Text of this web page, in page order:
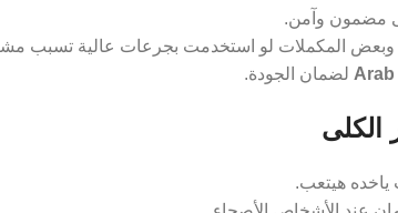
مضمون وآمن.
المكملات لو استخدمت بجرعات عالية تسبب
Arab لضمان الجودة.
الكلى
ياخده هيتعب.